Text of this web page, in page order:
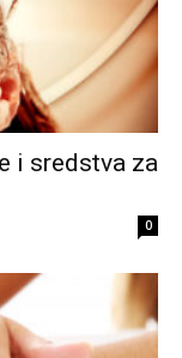
i sredstva za
0